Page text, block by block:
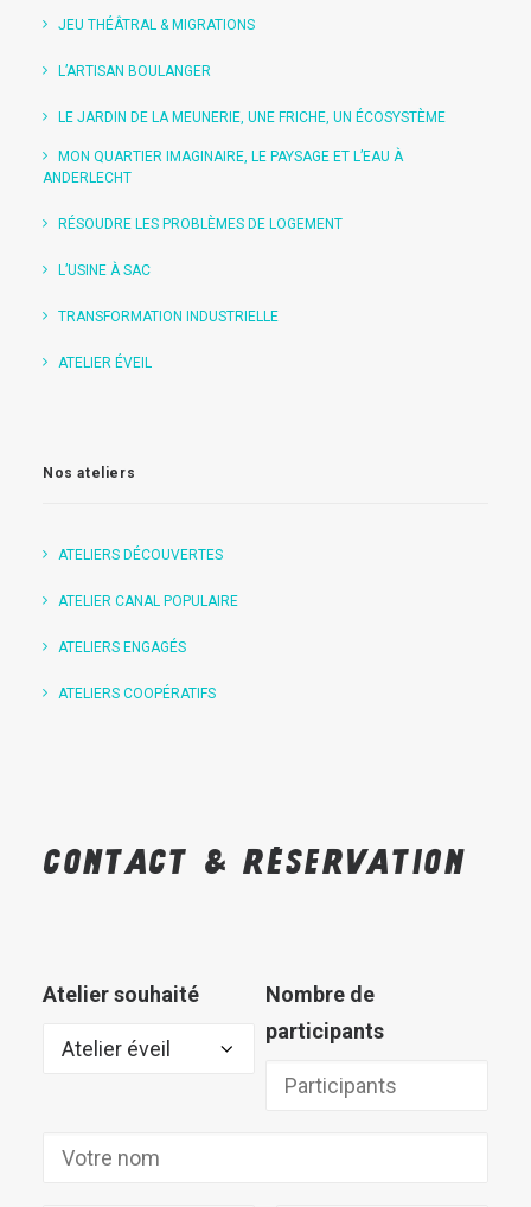
JEU THÉÂTRAL & MIGRATIONS
L’ARTISAN BOULANGER
LE JARDIN DE LA MEUNERIE, UNE FRICHE, UN ÉCOSYSTÈME
MON QUARTIER IMAGINAIRE, LE PAYSAGE ET L’EAU À
ANDERLECHT
RÉSOUDRE LES PROBLÈMES DE LOGEMENT
L’USINE À SAC
TRANSFORMATION INDUSTRIELLE
ATELIER ÉVEIL
Nos ateliers
ATELIERS DÉCOUVERTES
ATELIER CANAL POPULAIRE
ATELIERS ENGAGÉS
ATELIERS COOPÉRATIFS
Contact & réservation
Atelier souhaité
Nombre de
participants